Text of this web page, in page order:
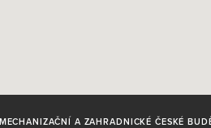
A ZAHRADNICKÉ ČESKÉ